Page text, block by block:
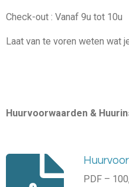
Check-out : Vanaf 9u tot 10u
Laat van te voren weten wat
Huurvoorwaarden &
PDF –